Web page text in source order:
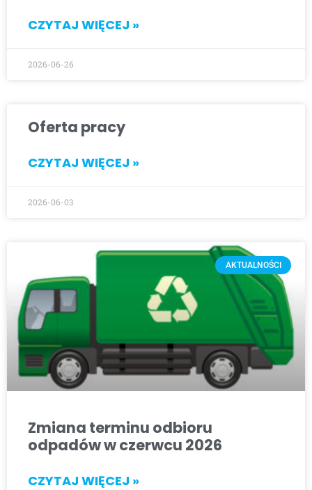
CZYTAJ WIĘCEJ »
2026-06-26
Oferta pracy
CZYTAJ WIĘCEJ »
2026-06-03
AKTUALNOŚCI
Zmiana terminu odbioru
odpadów w czerwcu 2026
CZYTAJ WIĘCEJ »